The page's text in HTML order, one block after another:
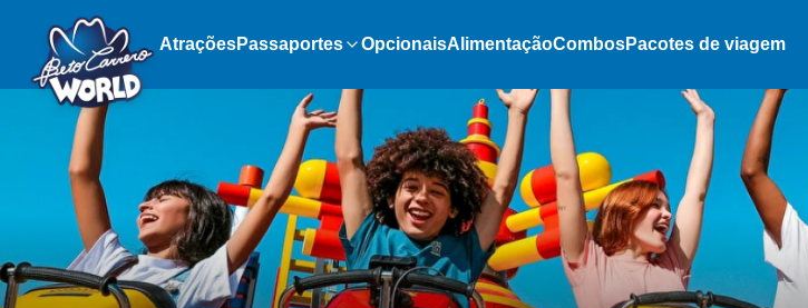
AtraçõesPassaportes OpcionaisAlimentaçãoCombosPacotes de viagem